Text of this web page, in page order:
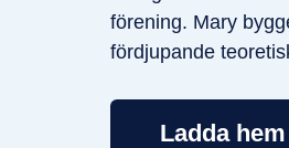
förening. Mary
fördjupande
Ladda